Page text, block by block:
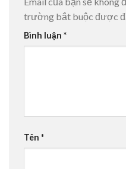
trường bắt buộc được
Bình luận *
Tên *